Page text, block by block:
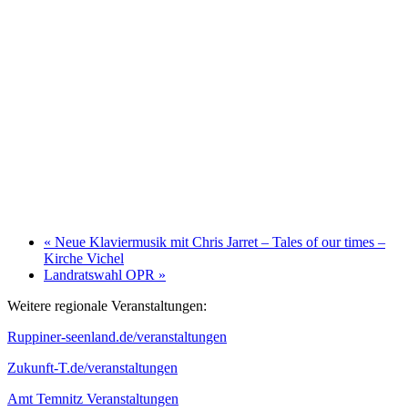
« Neue Klaviermusik mit Chris Jarret – Tales of our times –
Kirche Vichel
Landratswahl OPR »
Weitere regionale Veranstaltungen:
Ruppiner-seenland.de/veranstaltungen
Zukunft-T.de/veranstaltungen
Amt Temnitz Veranstaltungen